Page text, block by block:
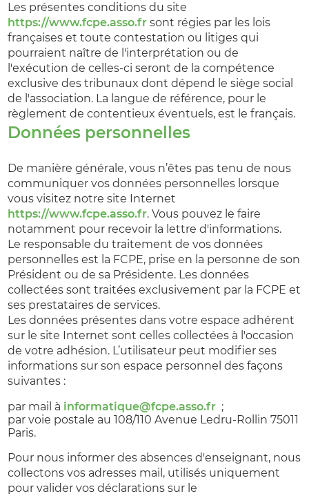
Les présentes conditions du site
https://www.fcpe.asso.fr sont régies par les lois
françaises et toute contestation ou litiges qui
pourraient naître de l'interprétation ou de
l'exécution de celles-ci seront de la compétence
exclusive des tribunaux dont dépend le siège social
de l'association. La langue de référence, pour le
règlement de contentieux éventuels, est le français.
Données personnelles
De manière générale, vous n’êtes pas tenu de nous
communiquer vos données personnelles lorsque
vous visitez notre site Internet
https://www.fcpe.asso.fr. Vous pouvez le faire
notamment pour recevoir la lettre d'informations.
Le responsable du traitement de vos données
personnelles est la FCPE, prise en la personne de son
Président ou de sa Présidente. Les données
collectées sont traitées exclusivement par la FCPE et
ses prestataires de services.
Les données présentes dans votre espace adhérent
sur le site Internet sont celles collectées à l'occasion
de votre adhésion. L’utilisateur peut modifier ses
informations sur son espace personnel des façons
suivantes :
par mail à informatique@fcpe.asso.fr ;
par voie postale au 108/110 Avenue Ledru-Rollin 75011
Paris.
Pour nous informer des absences d'enseignant, nous
collectons vos adresses mail, utilisés uniquement
pour valider vos déclarations sur le